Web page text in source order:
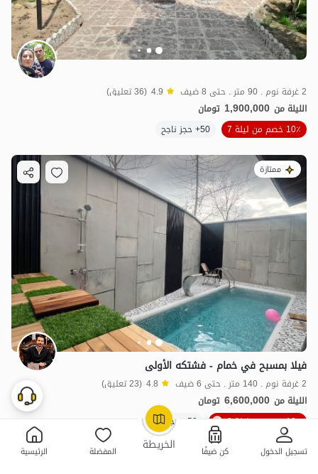
الخريطة تسجيل الدخول كن ضيفًا المفضلة الرئيسية
OpenStreetMap
2 غرفة نوم . 90 متر . حتى 8 ضيف 4.9 (36 تعليق)
الليلة من 1,900,000 تومان
10٪ خصم من ليلة 7
50+ حجز ناجح
ممتازة
فيلا بمسبح في خمام - فشتكه الأولى
2 غرفة نوم . 140 متر . حتى 6 ضيف 4.8 (23 تعليق)
الليلة من 6,600,000 تومان
10٪ خصم من ليلة 3
50+ حجز ناجح